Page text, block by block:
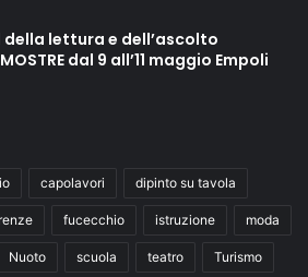
della lettura e dell’ascolto
dal 9 all’11 maggio Empoli
capolavori dipinto su tavola
fucecchio istruzione moda
Nuoto scuola teatro Turismo